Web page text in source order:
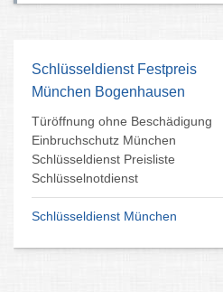
Schlüsseldienst Festpreis
München Bogenhausen
Türöffnung ohne Beschädigung
Einbruchschutz München
Schlüsseldienst Preisliste
Schlüsselnotdienst
Schlüsseldienst München